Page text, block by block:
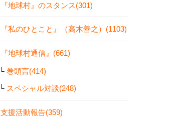
『地球村』のスタンス(301)
『私のひとこと』（高木善之）(1103)
『地球村通信』(661)
巻頭言(414)
スペシャル対談(248)
支援活動報告(359)